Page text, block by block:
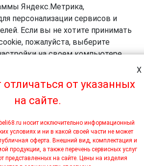
X
от указанных
на сайте.
носит исключительно информационный
условиях и ни в какой своей части не может
оферта. Внешний вид, комплектация и
продукции, а также перечень сервисных услуг
представленных на сайте. Цены на изделия
Яндекс.Метрика,
персонализации сервисов и
Если вы не хотите принимать
пожалуйста, выберите
на своем компьютере.
ваших
А так же вы предоставляете
информация предоставляется
персональных данных.